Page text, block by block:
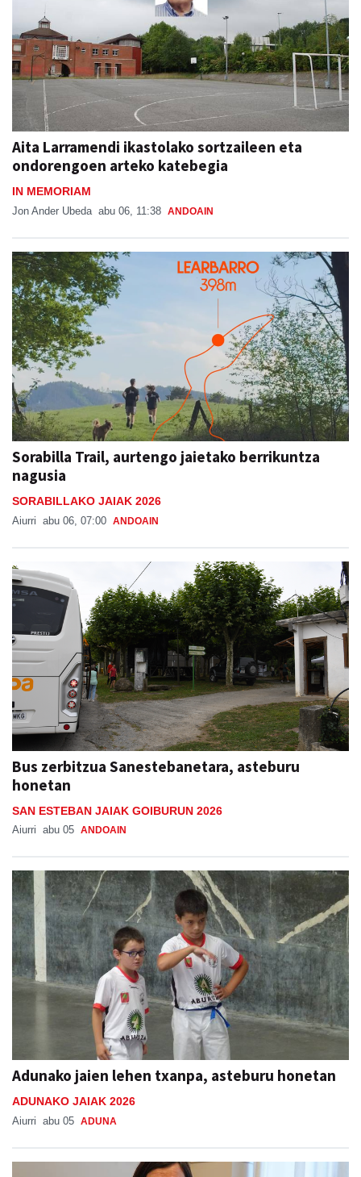
Aita Larramendi ikastolako sortzaileen eta
ondorengoen arteko katebegia
IN MEMORIAM
Jon Ander Ubeda abu 06, 11:38 ANDOAIN
Sorabilla Trail, aurtengo jaietako berrikuntza
nagusia
SORABILLAKO JAIAK 2026
Aiurri abu 06, 07:00 ANDOAIN
Bus zerbitzua Sanestebanetara, asteburu
honetan
SAN ESTEBAN JAIAK GOIBURUN 2026
Aiurri abu 05 ANDOAIN
Adunako jaien lehen txanpa, asteburu honetan
ADUNAKO JAIAK 2026
Aiurri abu 05 ADUNA